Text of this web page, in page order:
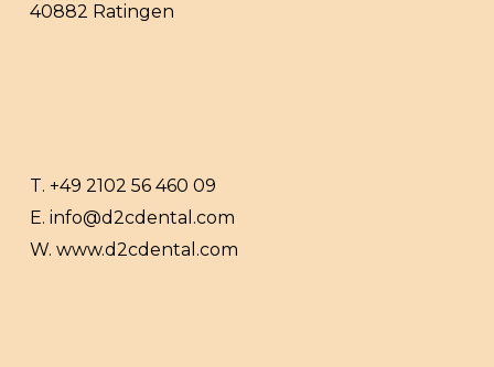
40882 Ratingen
T. +49 2102 56 460 09
E. info@d2cdental.com
W. www.d2cdental.com